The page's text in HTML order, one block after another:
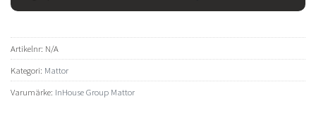
Artikelnr: N/A
Kategori: Mattor
Varumärke: InHouse Group Mattor